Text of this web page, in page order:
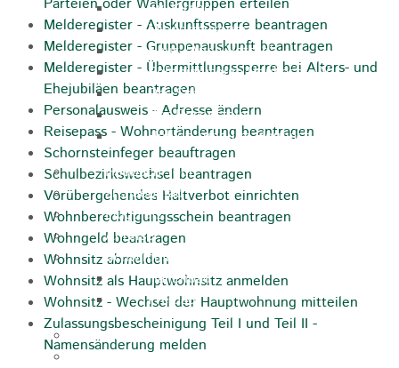
Ev. Kirche
Miedermuseum
Haus "Anna Vetter"
Polizeimuseum Heubach e.V.
Das Schloss in Heubach
Der Rosenstein
Höhlen rund um Heubach
Heubach Tour
archaeopfad
Flugplatz
Anreise
Schwimmbäder
Hallenbad
Freibad
Kugelmarkt
Vereinsleben
Melderegister - Auskunftssperre beantragen
Melderegister - Gruppenauskunft beantragen
Melderegister - Übermittlungssperre bei Alters- und
Ehejubiläen beantragen
Personalausweis - Adresse ändern
Reisepass - Wohnortänderung beantragen
Schornsteinfeger beauftragen
Schulbezirkswechsel beantragen
Vorübergehendes Haltverbot einrichten
Wohnberechtigungsschein beantragen
Wohngeld beantragen
Wohnsitz abmelden
Wohnsitz als Hauptwohnsitz anmelden
Wohnsitz - Wechsel der Hauptwohnung mitteilen
Zulassungsbescheinigung Teil I und Teil II -
Namensänderung melden